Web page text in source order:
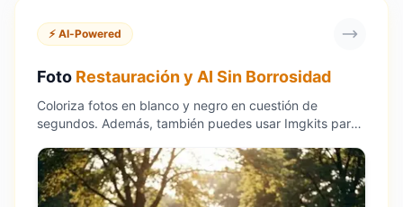
⚡ AI-Powered
Foto Restauración y AI Sin Borrosidad
Coloriza fotos en blanco y negro en cuestión de
segundos. Además, también puedes usar Imgkits para
tamaño de las imágenes sin perder calidad